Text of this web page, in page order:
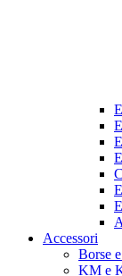
Accessori
Borse
KM e